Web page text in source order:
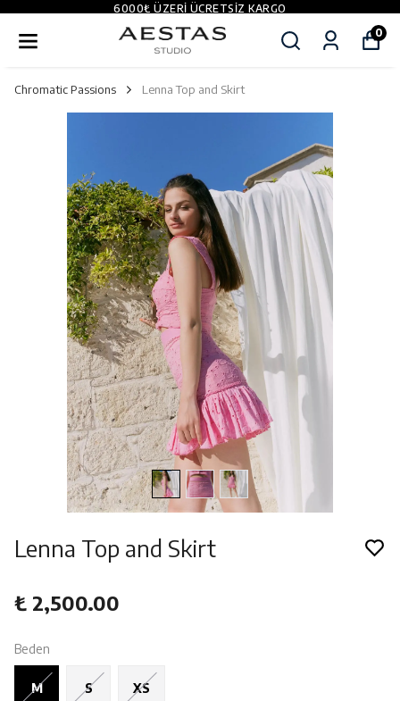
6000₺ ÜZERI ÜCRETSIZ KARGO
0
Chromatic Passions Lenna Top and Skirt
Lenna Top and Skirt
₺ 2,500.00
Beden
M S XS